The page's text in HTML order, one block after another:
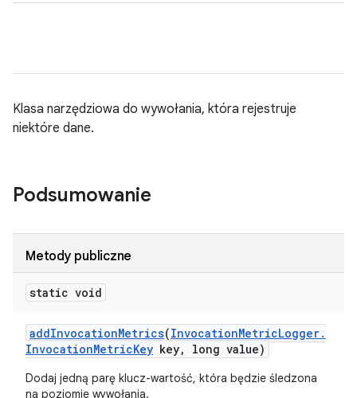
Klasa narzędziowa do wywołania, która rejestruje
niektóre dane.
Podsumowanie
Metody publiczne
static void
addInvocationMetrics(InvocationMetricLogger.
InvocationMetricKey key, long value)
Dodaj jedną parę klucz-wartość, która będzie śledzona
na poziomie wywołania.